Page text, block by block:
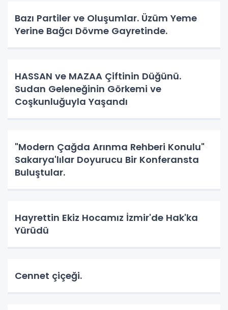
Bazı Partiler ve Oluşumlar. Üzüm Yeme
Yerine Bağcı Dövme Gayretinde.
HASSAN ve MAZAA Çiftinin Düğünü.
Sudan Geleneğinin Görkemi ve
Coşkunluğuyla Yaşandı
"Modern Çağda Arınma Rehberi Konulu"
Sakarya'lılar Doyurucu Bir Konferansta
Buluştular.
Hayrettin Ekiz Hocamız İzmir'de Hak'ka
Yürüdü
Cennet çiçeği.